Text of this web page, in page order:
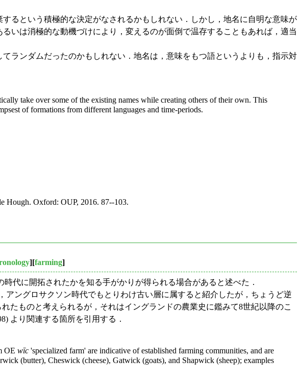
るという積極的な決定がなされるかもしれない．しかし，地名に自明な意味が
いは消極的な動機づけにより，変えるのが面倒で温存することもあれば，適当
ランダムだったのかもしれない．地名は，意味をもつ語というよりも，指示対
take over some of the existing names while creating others of their own. This
of formations from different languages and time-periods.
Hough. Oxford: OUP, 2016. 87--103.
][farming]
代に開拓されたかを知る手がかりが得られる場合があると述べた．
アングロサクソン時代でもとりわけ古い層に属すると紹介したが，ちょうど逆
たものと考えられるが，それはイングランドの農業史に鑑みて8世紀以降のこ
より関連する箇所を引用する．
OE wīc 'specialized farm' are indicative of established farming communities, and are
(butter), Cheswick (cheese), Gatwick (goats), and Shapwick (sheep); examples